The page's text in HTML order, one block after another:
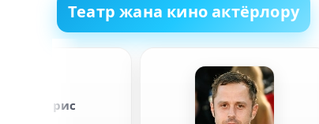
Театр жана кино актёрлору
Харрис